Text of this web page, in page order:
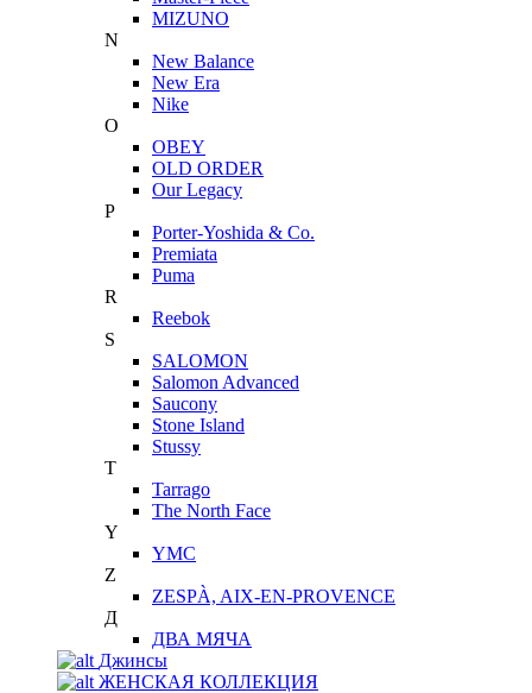
MIZUNO
N
New Balance
New Era
Nike
O
OBEY
OLD ORDER
Our Legacy
P
Porter-Yoshida & Co.
Premiata
Puma
R
Reebok
S
SALOMON
Salomon Advanced
Saucony
Stone Island
Stussy
T
Tarrago
The North Face
Y
YMC
Z
ZESPÀ, AIX-EN-PROVENCE
Д
ДВА МЯЧА
Джинсы
ЖЕНСКАЯ КОЛЛЕКЦИЯ